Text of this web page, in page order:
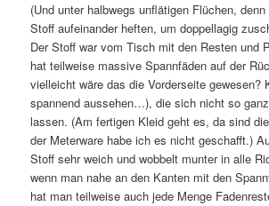
(Und unter halbwegs unflätigen Flüchen,
Stoff aufeinander heften, um doppellagig
Der Stoff war vom Tisch mit den Resten und
hat teilweise massive Spannfäden auf der
vielleicht wäre das die Vorderseite gewesen?
spannend aussehen…), die sich nicht so
lassen. (Am fertigen Kleid geht es, da sind
der Meterware habe ich es nicht geschafft.)
Stoff sehr weich und wobbelt munter in alle
wenn man nahe an den Kanten mit den
hat man teilweise auch jede Menge